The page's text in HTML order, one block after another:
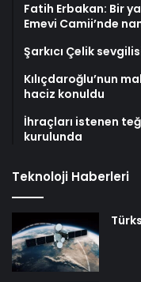
Fatih Erbakan: Bir
Emevi Camii’nde
Şarkıcı Çelik
Kılıçdaroğlu’nun
haciz konuldu
İhraçları istenen
kurulunda
Teknoloji Haberleri